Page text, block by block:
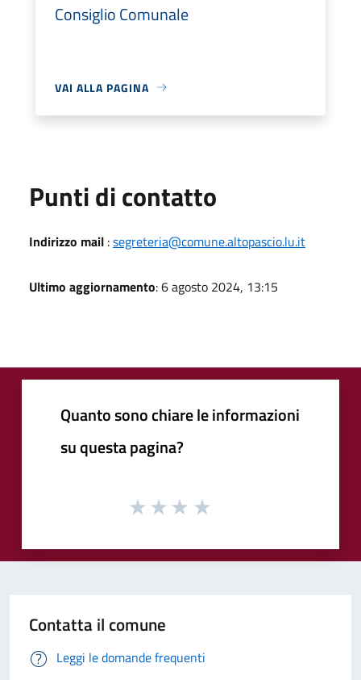
Consiglio Comunale
VAI ALLA PAGINA
Punti di contatto
Indirizzo mail :segreteria@comune.altopascio.lu.it
Ultimo aggiornamento: 6 agosto 2024, 13:15
Quanto sono chiare le informazioni
su questa pagina?
Contatta il comune
Leggi le domande frequenti